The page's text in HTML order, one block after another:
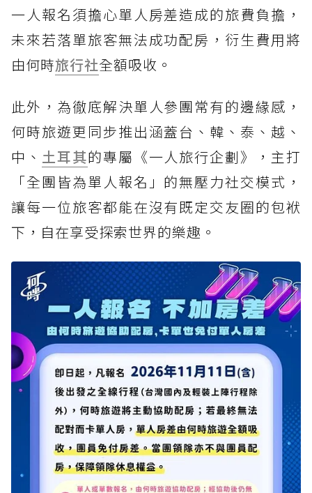
一人報名須擔心單人房差造成的旅費負擔，
未來若落單旅客無法成功配房，衍生費用將
由何時旅行社全額吸收。
此外，為徹底解決單人參團常有的邊緣感，
何時旅遊更同步推出涵蓋台、韓、泰、越、
中、 土耳其的專屬《一人旅行企劃》，主打
「全團皆為單人報名」的無壓力社交模式，
讓每一位旅客都能在沒有既定交友圈的包袱
下，自在享受探索世界的樂趣。